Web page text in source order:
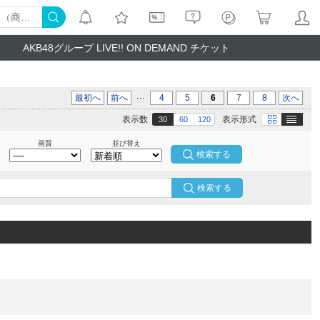
AKB48グループ LIVE!! ON DEMAND チケット
最初へ 前へ ... 4 5 6 7 8 次へ
表示形式 画像
表示数 30 60 120
画質 並び替え
検索する